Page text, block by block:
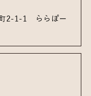
町2-1-1
ららぽー